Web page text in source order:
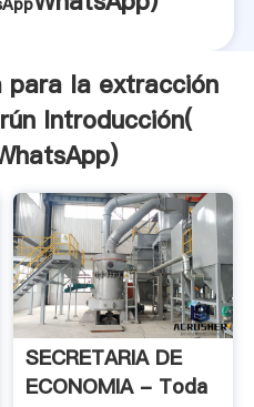
para la extracción
Introducción(
)
SECRETARIA DE
ECONOMIA - Toda